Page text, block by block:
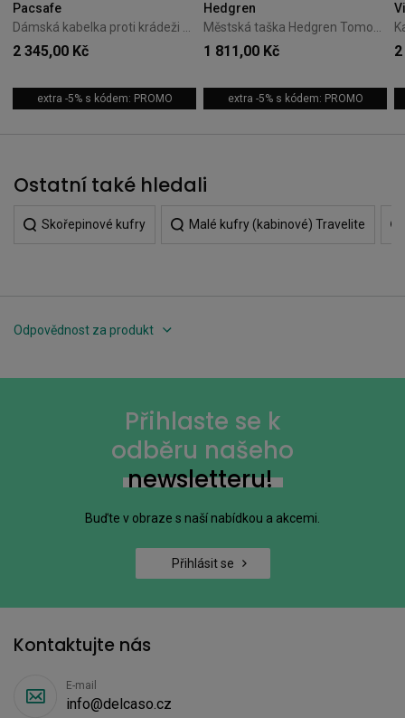
Pacsafe
2 345,00 Kč
extra -5% s kódem: PROMO
Hedgren
1 811,00 Kč
extra -5% s kódem: PROMO
Ostatní také hledali
Skořepinové kufry Malé kufry (kabinové) Travelite
Odpovědnost za produkt
Přihlaste se k
odběru našeho
newsletteru!
Buďte v obraze s naší nabídkou a akcemi.
Přihlásit se
Kontaktujte nás
E-mail
info@delcaso.cz